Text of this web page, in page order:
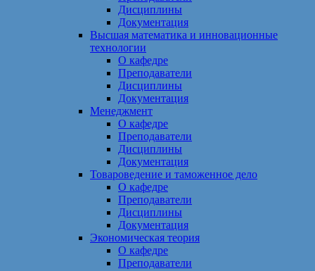
Дисциплины
Документация
Высшая математика и инновационные
технологии
О кафедре
Преподаватели
Дисциплины
Документация
Менеджмент
О кафедре
Преподаватели
Дисциплины
Документация
Товароведение и таможенное дело
О кафедре
Преподаватели
Дисциплины
Документация
Экономическая теория
О кафедре
Преподаватели